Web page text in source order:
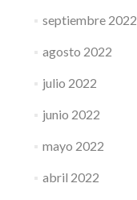
septiembre 2022
agosto 2022
julio 2022
junio 2022
mayo 2022
abril 2022